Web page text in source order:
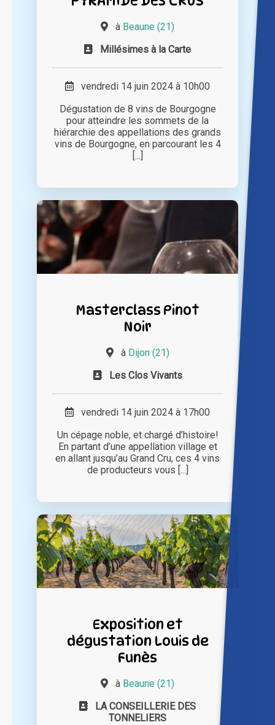
à Beaune (21)
Millésimes à la Carte
vendredi 14 juin 2024 à 10h00
Dégustation de 8 vins de Bourgogne
pour atteindre les sommets de la
hiérarchie des appellations des grands
vins de Bourgogne, en parcourant les 4
[...]
Masterclass Pinot
Noir
à Dijon (21)
Les Clos Vivants
vendredi 14 juin 2024 à 17h00
Un cépage noble, et chargé d’histoire!
En partant d’une appellation village et
en allant jusqu’au Grand Cru, ces 4 vins
de producteurs vous [...]
Exposition et
dégustation Louis de
Funès
à Beaune (21)
LA CONSEILLERIE DES
TONNELIERS